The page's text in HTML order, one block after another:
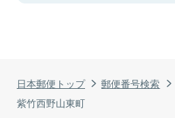
日本郵便トップ 郵便番号検索
紫竹西野山東町